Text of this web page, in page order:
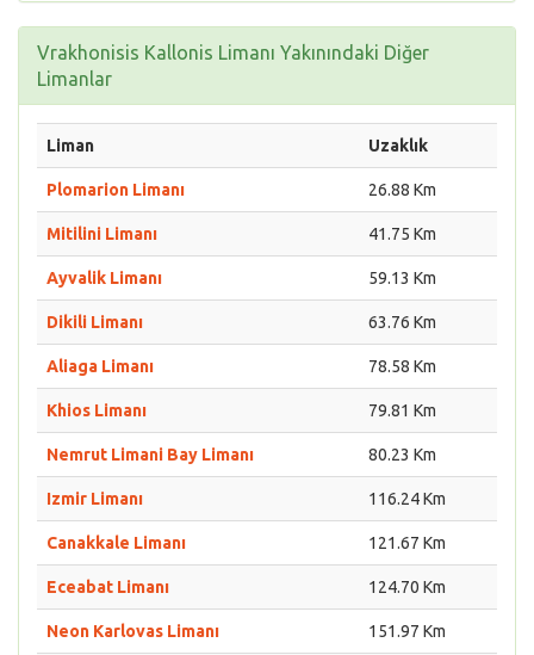
Vrakhonisis Kallonis Limanı Yakınındaki Diğer
Limanlar
Liman Uzaklık
Plomarion Limanı 26.88 Km
Mitilini Limanı 41.75 Km
Ayvalik Limanı 59.13 Km
Dikili Limanı 63.76 Km
Aliaga Limanı 78.58 Km
Khios Limanı 79.81 Km
Nemrut Limani Bay Limanı 80.23 Km
Izmir Limanı 116.24 Km
Canakkale Limanı 121.67 Km
Eceabat Limanı 124.70 Km
Neon Karlovas Limanı 151.97 Km